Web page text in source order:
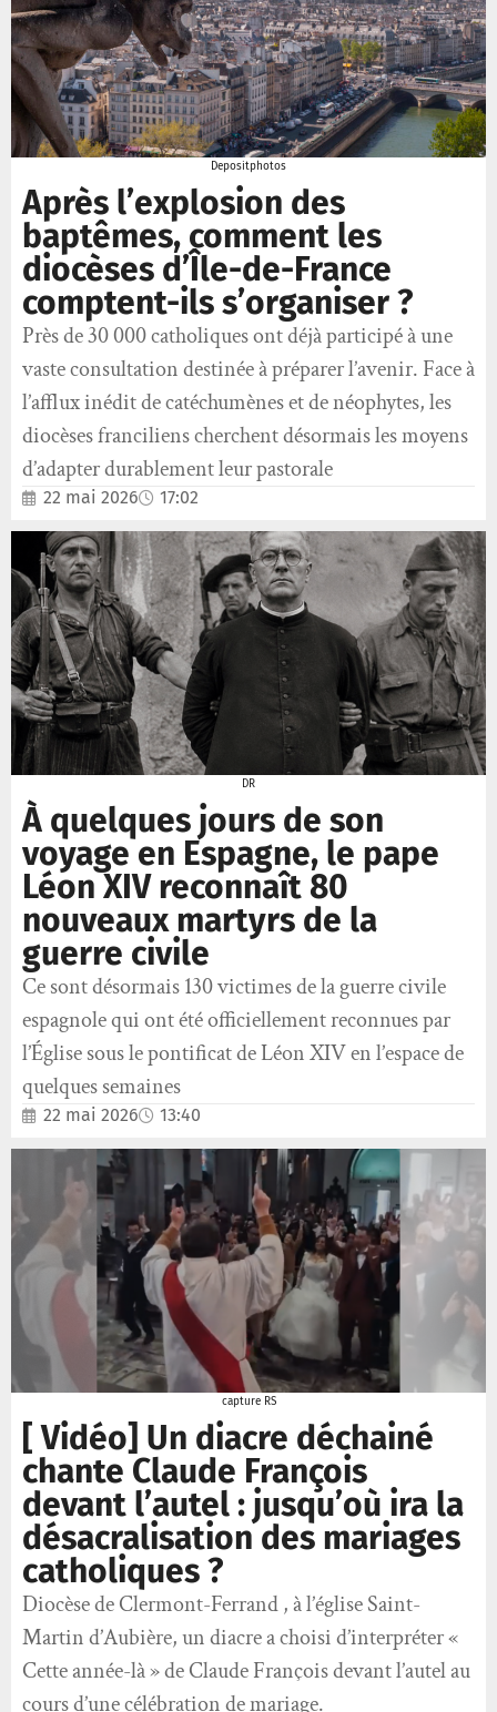
Depositphotos
Après l’explosion des
baptêmes, comment les
diocèses d’Île-de-France
comptent-ils s’organiser ?
Près de 30 000 catholiques ont déjà participé à une
vaste consultation destinée à préparer l’avenir. Face à
l’afflux inédit de catéchumènes et de néophytes, les
diocèses franciliens cherchent désormais les moyens
d’adapter durablement leur pastorale
22 mai 2026 17:02
DR
À quelques jours de son
voyage en Espagne, le pape
Léon XIV reconnaît 80
nouveaux martyrs de la
guerre civile
Ce sont désormais 130 victimes de la guerre civile
espagnole qui ont été officiellement reconnues par
l’Église sous le pontificat de Léon XIV en l’espace de
quelques semaines
22 mai 2026 13:40
capture RS
[ Vidéo] Un diacre déchainé
chante Claude François
devant l’autel : jusqu’où ira la
désacralisation des mariages
catholiques ?
Diocèse de Clermont-Ferrand , à l’église Saint-
Martin d’Aubière, un diacre a choisi d’interpréter «
Cette année-là » de Claude François devant l’autel au
cours d’une célébration de mariage.